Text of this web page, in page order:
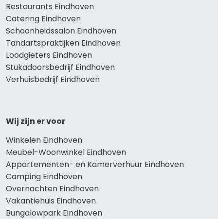
Restaurants Eindhoven
Catering Eindhoven
Schoonheidssalon Eindhoven
Tandartspraktijken Eindhoven
Loodgieters Eindhoven
Stukadoorsbedrijf Eindhoven
Verhuisbedrijf Eindhoven
Wij zijn er voor
Winkelen Eindhoven
Meubel-Woonwinkel Eindhoven
Appartementen- en Kamerverhuur Eindhoven
Camping Eindhoven
Overnachten Eindhoven
Vakantiehuis Eindhoven
Bungalowpark Eindhoven